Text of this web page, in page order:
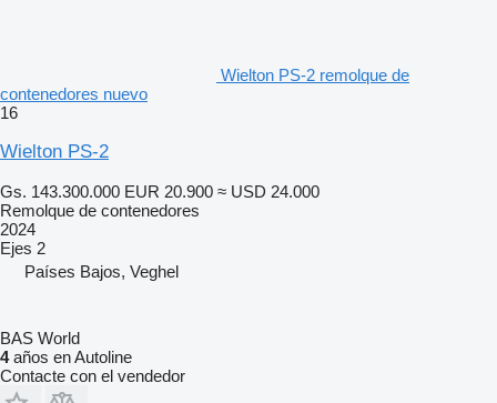
Wielton PS-2 remolque de
contenedores nuevo
16
Wielton PS-2
Gs. 143.300.000 EUR 20.900 ≈ USD 24.000
Remolque de contenedores
2024
Ejes 2
Países Bajos, Veghel
BAS World
4años en Autoline
Contacte con el vendedor